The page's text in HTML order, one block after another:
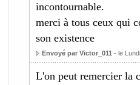
incontournable.
merci à tous ceux qui
son existence
Envoyé par Victor_011 - le
L'on peut remercier la